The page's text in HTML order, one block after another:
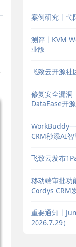
案例研究丨弋
测评丨KVM
业版
飞致云开源社
修复安全漏洞
DataEase开
WorkBuddy
CRM秒添AI智
飞致云发布
移动端审批功
Cordys CRM
重要通知丨
2026.7.29）